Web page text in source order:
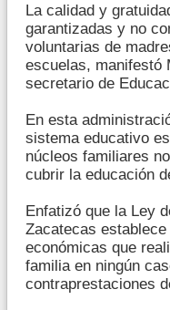
La calidad y
garantizadas y no
voluntarias de
escuelas, manifestó
secretario de
En esta
sistema educativo
núcleos familiares
cubrir la educación
Enfatizó que la Ley
Zacatecas
económicas que
familia en ningún
contraprestaciones